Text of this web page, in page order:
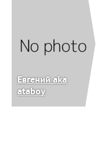
Евгений aka
ataboy